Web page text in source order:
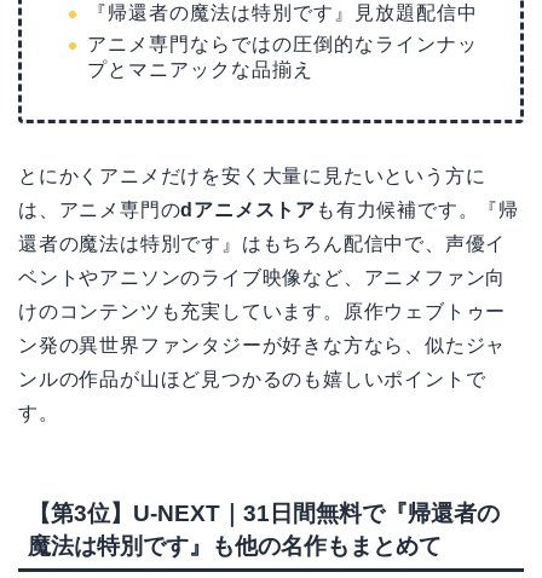
『帰還者の魔法は特別です』見放題配信中
アニメ専門ならではの圧倒的なラインナッ
プとマニアックな品揃え
とにかくアニメだけを安く大量に見たいという方に
は、アニメ専門のdアニメストア も有力候補です。『帰
還者の魔法は特別です』はもちろん配信中で、声優イ
ベントやアニソンのライブ映像など、アニメファン向
けのコンテンツも充実しています。原作ウェブトゥー
ン発の異世界ファンタジーが好きな方なら、似たジャ
ンルの作品が山ほど見つかるのも嬉しいポイントで
す。
【第3位】U-NEXT｜31日間無料で『帰還者の
魔法は特別です』も他の名作もまとめて